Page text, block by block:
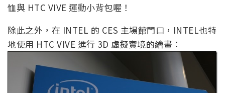
恤與 HTC VIVE 運動小背包喔！
除此之外，在 INTEL 的 CES 主場館門口，INTEL也特
地使用 HTC VIVE 進行 3D 虛擬實境的繪畫：